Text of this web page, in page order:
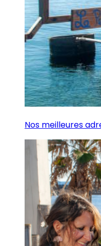
Nos meilleures